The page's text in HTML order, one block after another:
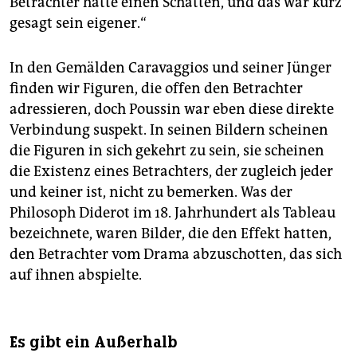
gesagt sein eigener.“
In den Gemälden Caravaggios und seiner Jünger
finden wir Figuren, die offen den Betrachter
adressieren, doch Poussin war eben diese direkte
Verbindung suspekt. In seinen Bildern scheinen
die Figuren in sich gekehrt zu sein, sie scheinen
die Existenz eines Betrachters, der zugleich jeder
und keiner ist, nicht zu bemerken. Was der
Philosoph Diderot im 18. Jahrhundert als Tableau
bezeichnete, waren Bilder, die den Effekt hatten,
den Betrachter vom Drama abzuschotten, das sich
auf ihnen abspielte.
Es gibt ein Außerhalb